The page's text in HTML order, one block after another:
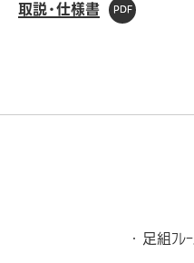
取説・仕様書
足組ﾌ